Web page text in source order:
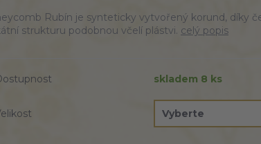
Rubín je synteticky vytvořený korund, díky
strukturu podobnou včelí plástvi. celý popis
skladem 8 ks